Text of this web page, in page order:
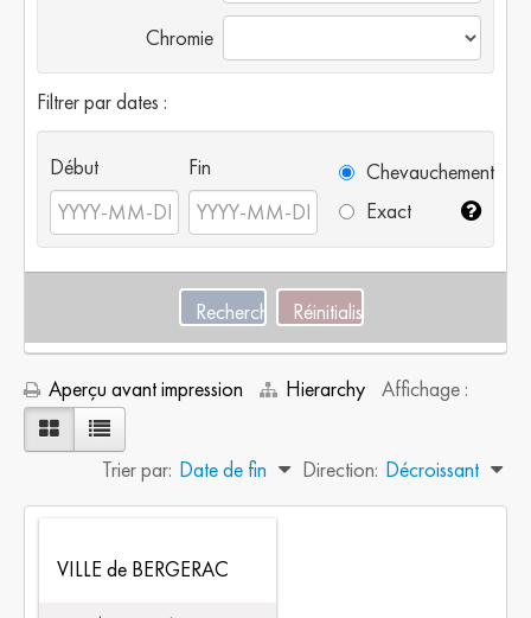
Chromie
Filtrer par dates :
Début Fin
Chevauchement
Exact
Aperçu avant impression Hierarchy Affichage :
Trier par: Date de fin Direction: Décroissant
VILLE de BERGERAC